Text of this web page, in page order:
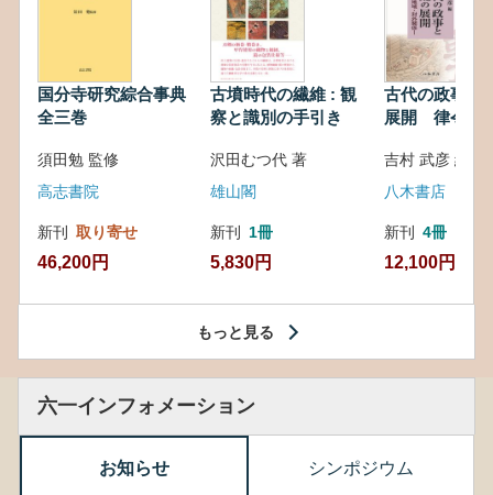
国分寺研究綜合事典
全三巻
須田勉 監修
高志書院
新刊 取り寄せ
46,200円
古墳時代の繊維 : 観
察と識別の手引き
沢田むつ代 著
雄山閣
新刊 1冊
5,830円
古代の政事と
展開 律令・
吉村 武彦 編集
八木書店
新刊 4冊
12,100円
もっと見る
六一インフォメーション
お知らせ シンポジウム